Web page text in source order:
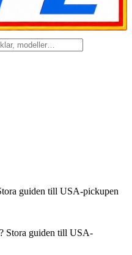
guiden till USA-pickupen